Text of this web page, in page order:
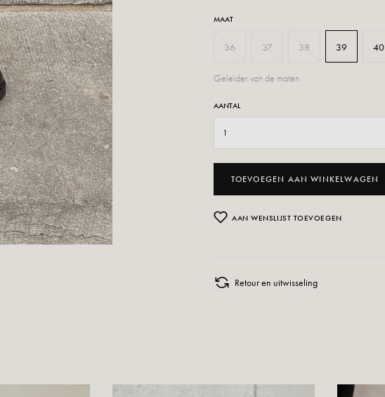
MAAT
36 37 38 39 40
Geleider van de maten
AANTAL
TOEVOEGEN AAN WINKELWAGEN
AAN WENSLIJST TOEVOEGEN
Retour en uitwisseling